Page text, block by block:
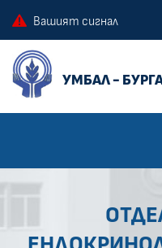
Вашият сигнал